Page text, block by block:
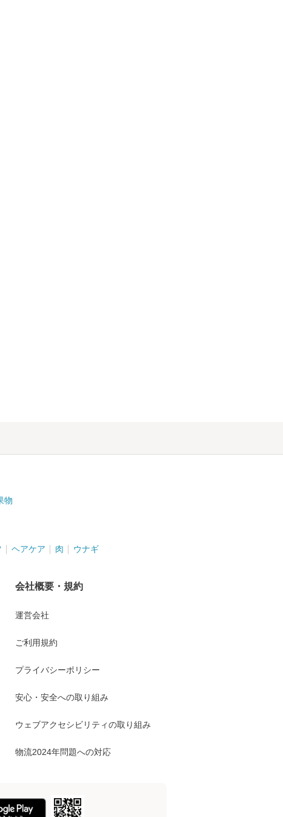
物
ヘアケア 肉 ウナギ
会社概要・規約
運営会社
ご利用規約
プライバシーポリシー
安心・安全への取り組み
ウェブアクセシビリティの取り組み
物流2024年問題への対応